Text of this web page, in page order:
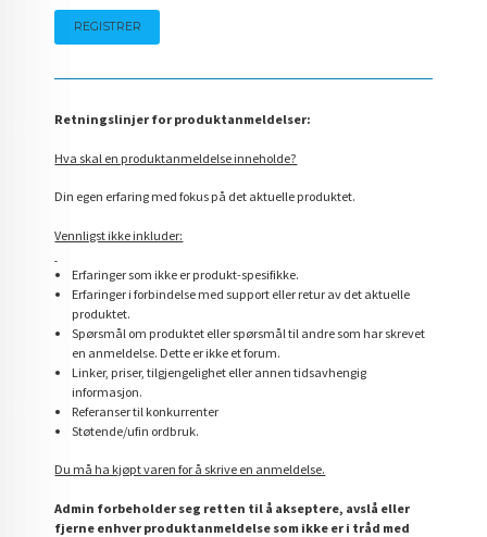
Retningslinjer for produktanmeldelser:
Hva skal en produktanmeldelse inneholde?
Din egen erfaring med fokus på det aktuelle produktet.
Vennligst ikke inkluder:
Erfaringer som ikke er produkt-spesifikke.
Erfaringer i forbindelse med support eller retur av det aktuelle
produktet.
Spørsmål om produktet eller spørsmål til andre som har skrevet
en anmeldelse. Dette er ikke et forum.
Linker, priser, tilgjengelighet eller annen tidsavhengig
informasjon.
Referanser til konkurrenter
Støtende/ufin ordbruk.
Du må ha kjøpt varen for å skrive en anmeldelse.
Admin forbeholder seg retten til å akseptere, avslå eller
fjerne enhver produktanmeldelse som ikke er i tråd med